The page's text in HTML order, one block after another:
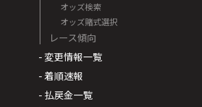
オッズ検索
オッズ賭式選択
レース傾向
- 変更情報一覧
- 着順速報
- 払戻金一覧